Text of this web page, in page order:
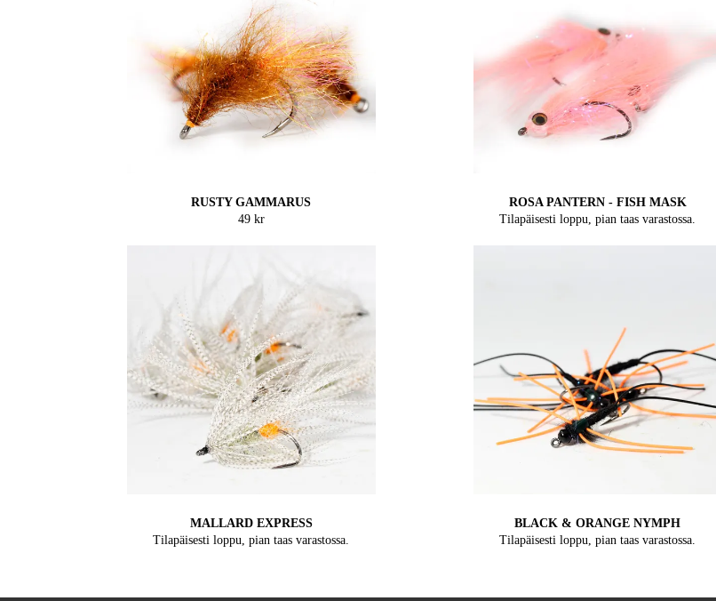
RUSTY GAMMARUS
49 kr
ROSA PANTERN - FISH MASK
Tilapäisesti loppu, pian taas varastossa.
MALLARD EXPRESS
Tilapäisesti loppu, pian taas varastossa.
BLACK & ORANGE NYMPH
Tilapäisesti loppu, pian taas varastossa.